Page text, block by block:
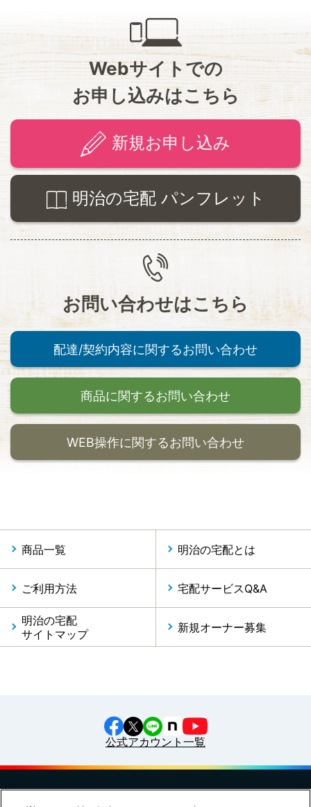
Webサイトでの
お申し込みはこちら
新規お申し込み
明治の宅配 パンフレット
お問い合わせはこちら
配達/契約内容に関するお問い合わせ
商品に関するお問い合わせ
WEB操作に関するお問い合わせ
商品一覧 明治の宅配とは
ご利用方法 宅配サービスQ&A
明治の宅配
サイトマップ
新規オーナー募集
公式アカウント一覧